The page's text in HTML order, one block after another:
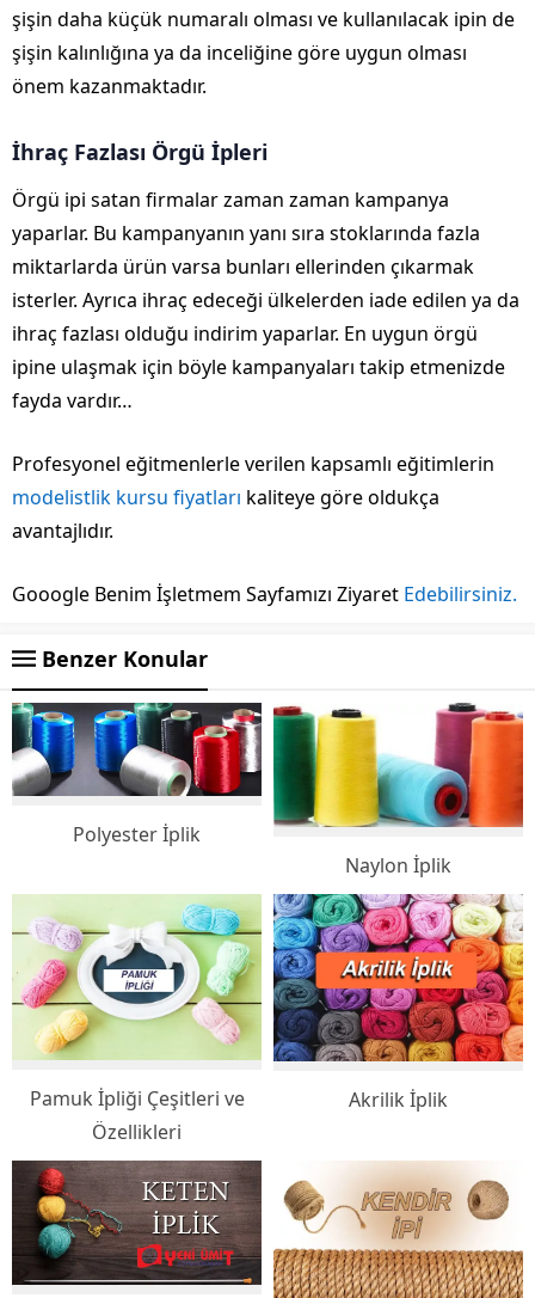
şişin daha küçük numaralı olması ve kullanılacak ipin de
şişin kalınlığına ya da inceliğine göre uygun olması
önem kazanmaktadır.
İhraç Fazlası Örgü İpleri
Örgü ipi satan firmalar zaman zaman kampanya
yaparlar. Bu kampanyanın yanı sıra stoklarında fazla
miktarlarda ürün varsa bunları ellerinden çıkarmak
isterler. Ayrıca ihraç edeceği ülkelerden iade edilen ya da
ihraç fazlası olduğu indirim yaparlar. En uygun örgü
ipine ulaşmak için böyle kampanyaları takip etmenizde
fayda vardır…
Profesyonel eğitmenlerle verilen kapsamlı eğitimlerin
modelistlik kursu fiyatları kaliteye göre oldukça
avantajlıdır.
Gooogle Benim İşletmem Sayfamızı Ziyaret Edebilirsiniz.
Benzer Konular
Polyester İplik
Naylon İplik
Pamuk İpliği Çeşitleri ve
Özellikleri
Akrilik İplik